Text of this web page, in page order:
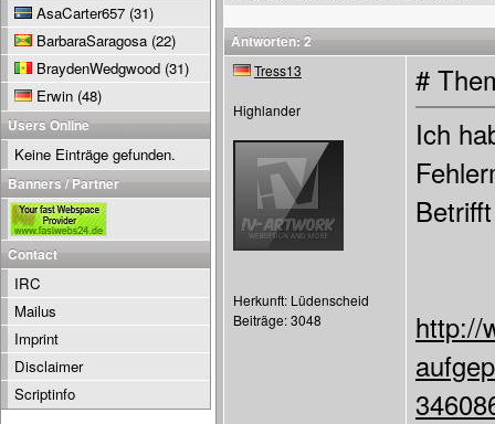
Antworten: 2
Tress13
Highlander
Herkunft: Lüdenscheid
Beiträge: 3048
#
Ich
http://
AsaCarter657 (31)
BarbaraSaragosa (22)
BraydenWedgwood (31)
Erwin (48)
Users Online
Keine Einträge gefunden.
Banners / Partner
Contact
IRC
Mailus
Imprint
Disclaimer
Scriptinfo